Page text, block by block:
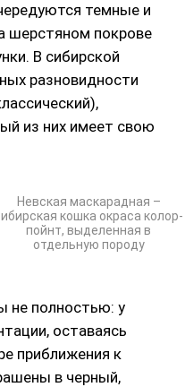
темные и
шерстяном покрове
В сибирской
разновидности
из них имеет свою
Невская маскарадная –
кошка окраса колор-
пойнт, выделенная в
отдельную породу
не полностью: у
оставаясь
приближения к
в черный,